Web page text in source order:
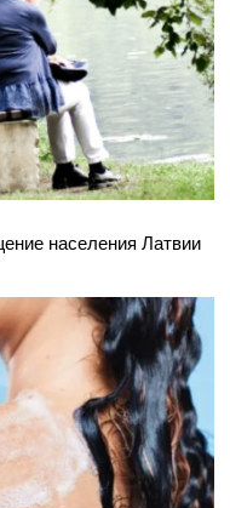
населения Латвии